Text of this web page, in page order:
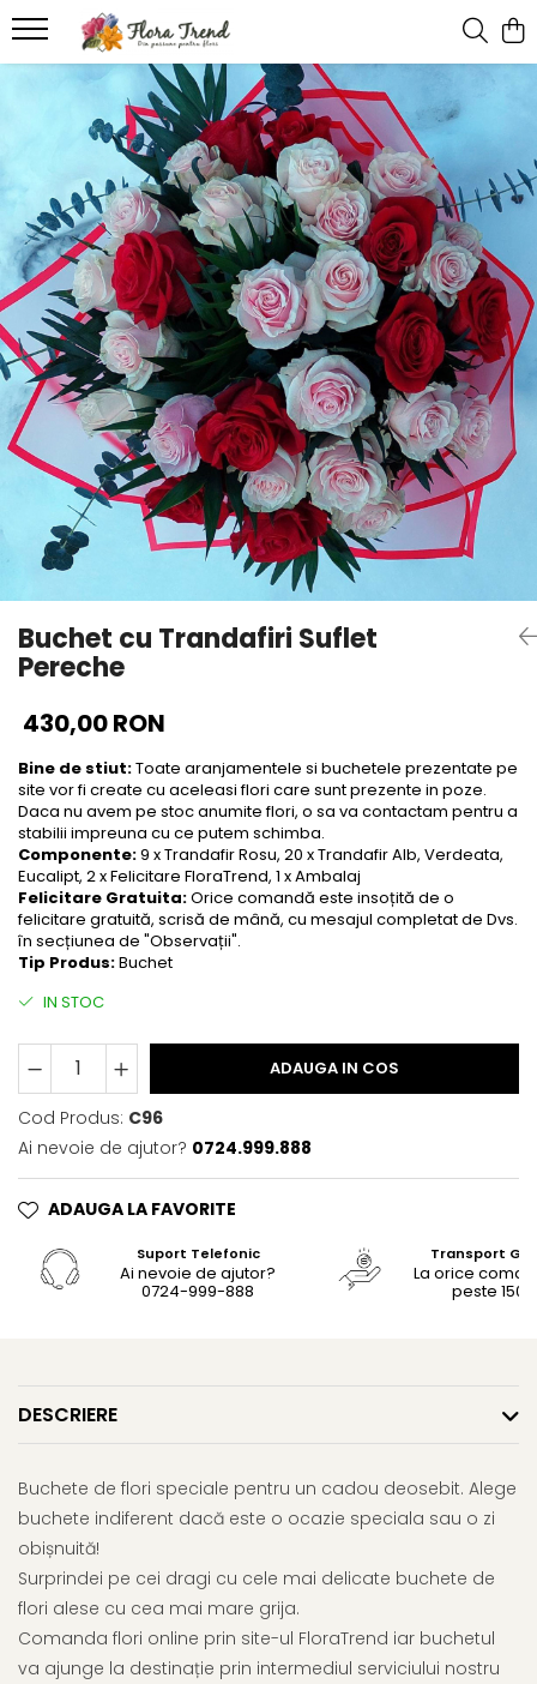
Buchet cu Trandafiri Suflet
Pereche
430,00 RON
Bine de stiut:Toate aranjamentele si buchetele prezentate pe
site vor fi create cu aceleasi flori care sunt prezente in poze.
Daca nu avem pe stoc anumite flori, o sa va contactam pentru a
stabilii impreuna cu ce putem schimba.
Componente:9 x Trandafir Rosu, 20 x Trandafir Alb, Verdeata,
Eucalipt, 2 x Felicitare FloraTrend, 1 x Ambalaj
Felicitare Gratuita:Orice comandă este insoțită de o
felicitare gratuită, scrisă de mână, cu mesajul completat de Dvs.
în secțiunea de "Observații".
Tip Produs:Buchet
IN STOC
ADAUGA IN COS
Cod Produs: C96
Ai nevoie de ajutor? 0724.999.888
ADAUGA LA FAVORITE
Suport Telefonic
Ai nevoie de ajutor?
0724-999-888
Transport
La orice
peste
DESCRIERE
Buchete de flori speciale pentru un cadou deosebit. Alege
buchete indiferent dacă este o ocazie speciala sau o zi
obișnuită!
Surprindei pe cei dragi cu cele mai delicate buchete de
flori alese cu cea mai mare grija.
Comanda flori online prin site-ul FloraTrend iar buchetul
va ajunge la destinație prin intermediul serviciului nostru